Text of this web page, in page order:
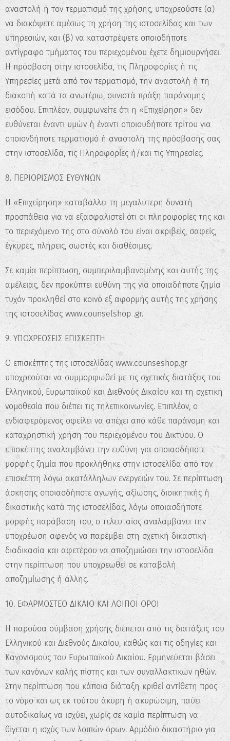
αναστολή ή τον τερματισμό της χρήσης, υποχρεούστε (α)
να διακόψετε αμέσως τη χρήση της ιστοσελίδας και των
υπηρεσιών, και (β) να καταστρέψετε οποιοδήποτε
αντίγραφο τμήματος του περιεχομένου έχετε δημιουργήσει.
Η πρόσβαση στην ιστοσελίδα, τις Πληροφορίες ή τις
Υπηρεσίες μετά από τον τερματισμό, την αναστολή ή τη
διακοπή κατά τα ανωτέρω, συνιστά πράξη παράνομης
εισόδου. Επιπλέον, συμφωνείτε ότι η «Επιχείρηση» δεν
ευθύνεται έναντι υμών ή έναντι οποιουδήποτε τρίτου για
οποιονδήποτε τερματισμό ή αναστολή της πρόσβασής σας
στην ιστοσελίδα, τις Πληροφορίες ή/και τις Υπηρεσίες.
8. ΠΕΡΙΟΡΙΣΜΟΣ ΕΥΘΥΝΩΝ
Η «Επιχείρηση» καταβάλλει τη μεγαλύτερη δυνατή
προσπάθεια για να εξασφαλιστεί ότι οι πληροφορίες της και
το περιεχόμενο της στο σύνολό του είναι ακριβείς, σαφείς,
έγκυρες, πλήρεις, σωστές και διαθέσιμες.
Σε καμία περίπτωση, συμπεριλαμβανομένης και αυτής της
αμέλειας, δεν προκύπτει ευθύνη της για οποιαδήποτε ζημία
τυχόν προκληθεί στο κοινό εξ αφορμής αυτής της χρήσης
της ιστοσελίδας www.counselshop .gr.
9. ΥΠΟΧΡΕΩΣΕΙΣ ΕΠΙΣΚΕΠΤΗ
Ο επισκέπτης της ιστοσελίδας www.counseshop.gr
υποχρεούται να συμμορφωθεί με τις σχετικές διατάξεις του
Ελληνικού, Ευρωπαϊκού και Διεθνούς Δικαίου και τη σχετική
νομοθεσία που διέπει τις τηλεπικοινωνίες. Επιπλέον, ο
ενδιαφερόμενος οφείλει να απέχει από κάθε παράνομη και
καταχρηστική χρήση του περιεχομένου του Δικτύου. Ο
επισκέπτης αναλαμβάνει την ευθύνη για οποιασδήποτε
μορφής ζημία που προκλήθηκε στην ιστοσελίδα από τον
επισκέπτη λόγω ακατάλληλων ενεργειών του. Σε περίπτωση
άσκησης οποιασδήποτε αγωγής, αξίωσης, διοικητικής ή
δικαστικής κατά της ιστοσελίδας, λόγω οποιασδήποτε
μορφής παράβαση του, ο τελευταίος αναλαμβάνει την
υποχρέωση αφενός να παρέμβει στη σχετική δικαστική
διαδικασία και αφετέρου να αποζημιώσει την ιστοσελίδα
στην περίπτωση που υποχρεωθεί σε καταβολή
αποζημίωσης ή άλλης.
10. ΕΦΑΡΜΟΣΤΕΟ ΔΙΚΑΙΟ ΚΑΙ ΛΟΙΠΟΙ ΟΡΟΙ
Η παρούσα σύμβαση χρήσης διέπεται από τις διατάξεις του
Ελληνικού και Διεθνούς Δικαίου, καθώς και τις οδηγίες και
Κανονισμούς του Ευρωπαϊκού Δικαίου. Ερμηνεύεται βάσει
των κανόνων καλής πίστης και των συναλλακτικών ηθών.
Στην περίπτωση που κάποια διάταξη κριθεί αντίθετη προς
το νόμο και ως εκ τούτου άκυρη ή ακυρώσιμη, παύει
αυτοδικαίως να ισχύει, χωρίς σε καμία περίπτωση να
θίγεται η ισχύς των λοιπών όρων. Αρμόδιο δικαστήριο για